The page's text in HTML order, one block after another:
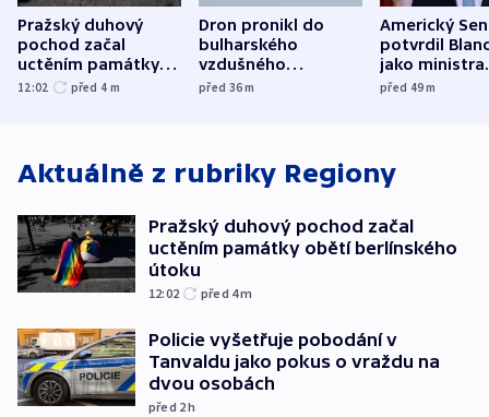
Pražský duhový
pochod začal
uctěním památky
obětí berlínského
12:02 před 4 m
Dron pronikl do
bulharského
vzdušného
prostoru,
před 36m
Americký
potvrdil
jako ministra
před 49m
Aktuálně z rubriky Regiony
Pražský duhový pochod začal
uctěním památky obětí berlínského
útoku
12:02 před 4m
Policie vyšetřuje pobodání v
Tanvaldu jako pokus o vraždu na
dvou osobách
před 2h